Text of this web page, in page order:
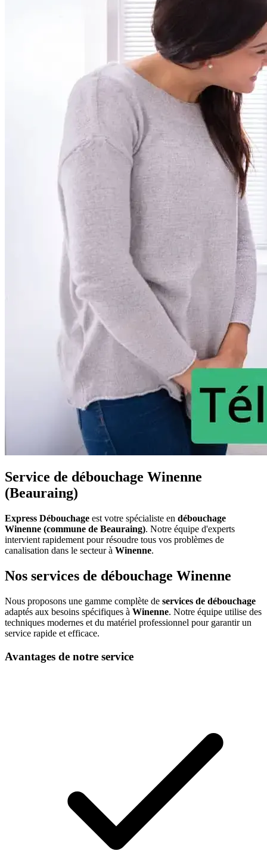
Service de débouchage Winenne
(Beauraing)
Express Débouchage est votre spécialiste en débouchage
Winenne (commune de Beauraing). Notre équipe d'experts
intervient rapidement pour résoudre tous vos problèmes de
canalisation dans le secteur à Winenne.
Nos services de débouchage Winenne
Nous proposons une gamme complète de services de débouchage
adaptés aux besoins spécifiques à Winenne. Notre équipe utilise des
techniques modernes et du matériel professionnel pour garantir un
service rapide et efficace.
Avantages de notre service